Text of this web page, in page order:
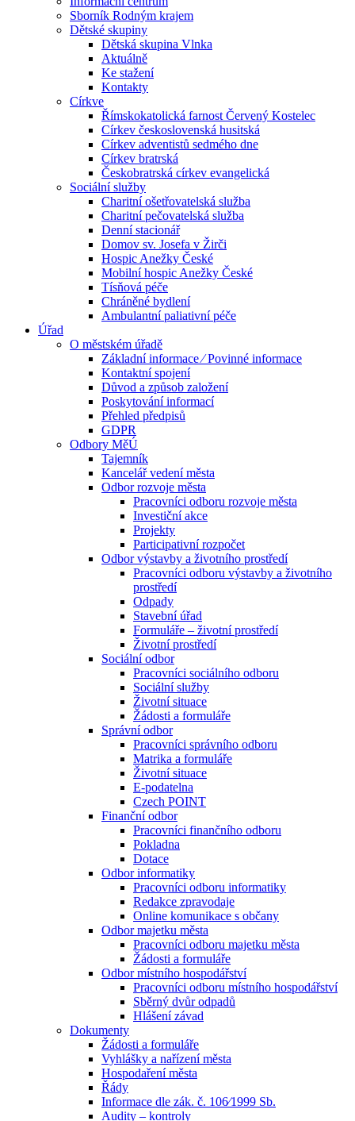
Sborník Rodným krajem
Dětské skupiny
Dětská skupina Vlnka
Aktuálně
Ke stažení
Kontakty
Církve
Římskokatolická farnost Červený Kostelec
Církev československá husitská
Církev adventistů sedmého dne
Církev bratrská
Českobratrská církev evangelická
Sociální služby
Charitní ošetřovatelská služba
Charitní pečovatelská služba
Denní stacionář
Domov sv. Josefa v Žirči
Hospic Anežky České
Mobilní hospic Anežky České
Tísňová péče
Chráněné bydlení
Ambulantní paliativní péče
Úřad
O městském úřadě
Základní informace ⁄ Povinné informace
Kontaktní spojení
Důvod a způsob založení
Poskytování informací
Přehled předpisů
GDPR
Odbory MěÚ
Tajemník
Kancelář vedení města
Odbor rozvoje města
Pracovníci odboru rozvoje města
Investiční akce
Projekty
Participativní rozpočet
Odbor výstavby a životního prostředí
Pracovníci odboru výstavby a životního
prostředí
Odpady
Stavební úřad
Formuláře – životní prostředí
Životní prostředí
Sociální odbor
Pracovníci sociálního odboru
Sociální služby
Životní situace
Žádosti a formuláře
Správní odbor
Pracovníci správního odboru
Matrika a formuláře
Životní situace
E-podatelna
Czech POINT
Finanční odbor
Pracovníci finančního odboru
Pokladna
Dotace
Odbor informatiky
Pracovníci odboru informatiky
Redakce zpravodaje
Online komunikace s občany
Odbor majetku města
Pracovníci odboru majetku města
Žádosti a formuláře
Odbor místního hospodářství
Pracovníci odboru místního hospodářství
Sběrný dvůr odpadů
Hlášení závad
Dokumenty
Žádosti a formuláře
Vyhlášky a nařízení města
Hospodaření města
Řády
Informace dle zák. č. 106⁄1999 Sb.
Audity – kontroly